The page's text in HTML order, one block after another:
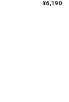
¥6,190